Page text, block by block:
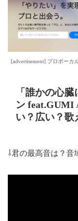
[advertisement] プロボーカ
「誰かの心
ン feat.GUMI
い？広い？歌
⇩君の最高音は？音